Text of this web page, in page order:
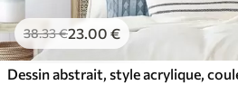
38.33€23 .00 €